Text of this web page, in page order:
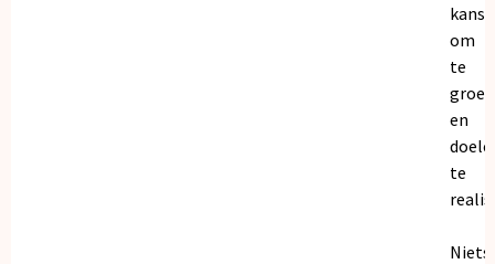
om
te
en
te
Niets